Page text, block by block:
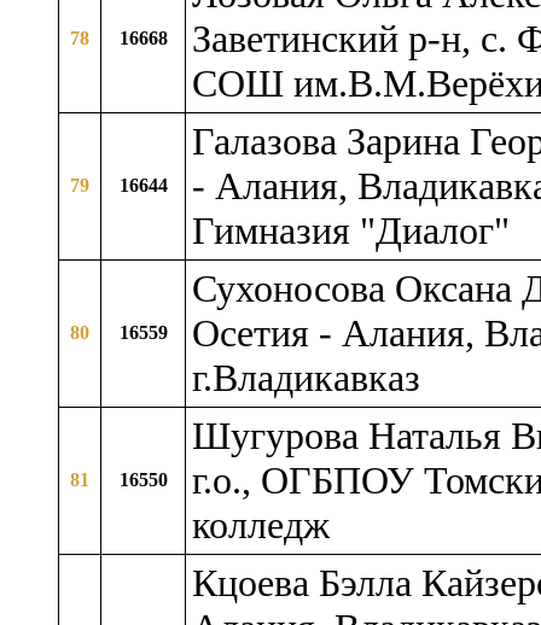
78 16668
Заветинский р-н, c.
СОШ
79 16644
Галазова Зарина
- Алания,
Гимназия "Диалог"
80 16559
Сухоносова Оксана
Осетия - Алания,
г.Владикавказ
81 16550
Шугурова Наталья
г.о., ОГБПОУ
колледж
Кцоева Бэлла